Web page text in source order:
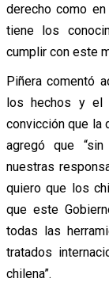
derecho como
tiene los
cumplir con este
Piñera comentó
los hechos y el
convicción que la
agregó que
nuestras
quiero que los
que este
todas las
tratados
chilena”.